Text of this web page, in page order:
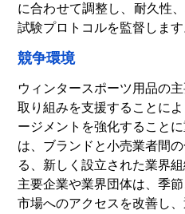
に合わせて調整し、耐久性
試験プロトコルを監督します
競争環境
ウィンタースポーツ用品の
取り組みを支援することに
ージメントを強化すること
は、ブランドと小売業者間
る、新しく設立された業界
主要企業や業界団体は、季
市場へのアクセスを改善し